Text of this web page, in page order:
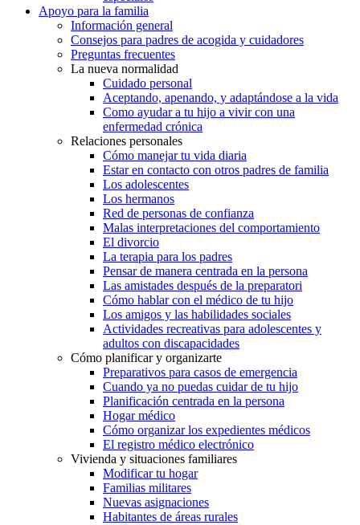
Apoyo para la familia
Información general
Consejos para padres de acogida y cuidadores
Preguntas frecuentes
La nueva normalidad
Cuidado personal
Aceptando, apenando, y adaptándose a la vida
Como ayudar a tu hijo a vivir con una
enfermedad crónica
Relaciones personales
Cómo manejar tu vida diaria
Estar en contacto con otros padres de familia
Los adolescentes
Los hermanos
Red de personas de confianza
Malas interpretaciones del comportamiento
El divorcio
La terapia para los padres
Pensar de manera centrada en la persona
Las amistades después de la preparatori
Cómo hablar con el médico de tu hijo
Los amigos y las habilidades sociales
Actividades recreativas para adolescentes y
adultos con discapacidades
Cómo planificar y organizarte
Preparativos para casos de emergencia
Cuando ya no puedas cuidar de tu hijo
Planificación centrada en la persona
Hogar médico
Cómo organizar los expedientes médicos
El registro médico electrónico
Vivienda y situaciones familiares
Modificar tu hogar
Familias militares
Nuevas asignaciones
Habitantes de áreas rurales